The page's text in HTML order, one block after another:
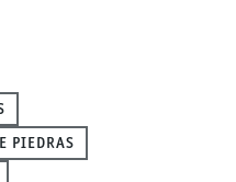
PIEDRAS